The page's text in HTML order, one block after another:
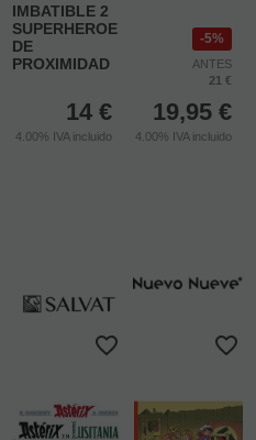
IMBATIBLE 2
SUPERHEROE
DE
PROXIMIDAD
14 €
4.00% IVA incluido
5%
ANTES
21 €
19,95 €
4.00% IVA incluido